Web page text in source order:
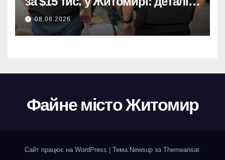
розслідування
08.08.2026
Файне місто Житомир
Сайт працює на WordPress Тема: Newsupза Themeansar.